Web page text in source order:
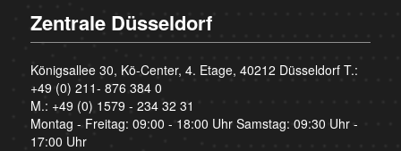
Zentrale Düsseldorf
Königsallee 30, Kö-Center, 4. Etage, 40212 Düsseldorf T.:
+49 (0) 211- 876 384 0
M.: +49 (0) 1579 - 234 32 31
Montag - Freitag: 09:00 - 18:00 Uhr Samstag: 09:30 Uhr -
17:00 Uhr